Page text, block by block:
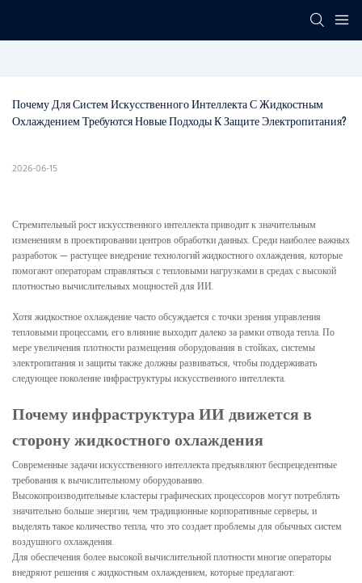
Почему Для Систем Искусственного Интеллекта С Жидкостным
Охлаждением Требуются Новые Подходы К Защите Электропитания?
2026-06-15
Стремительный рост искусственного интеллекта приводит к значительным
изменениям в проектировании центров обработки данных. Среди наиболее важных
разработок — растущее внедрение технологий жидкостного охлаждения, которые
помогают операторам справляться с тепловыми нагрузками в средах с высокой
плотностью вычислительных мощностей для ИИ.
Хотя жидкостное охлаждение часто обсуждается с точки зрения управления
тепловыми процессами, его влияние выходит далеко за рамки отвода тепла. По
мере увеличения плотности размещения оборудования в стойках, системы
электропитания и защиты также должны развиваться, чтобы поддерживать
следующее поколение инфраструктуры искусственного интеллекта.
Почему инфраструктура ИИ движется в
сторону жидкостного охлаждения
Современные задачи искусственного интеллекта предъявляют беспрецедентные
требования к вычислительному оборудованию.
Высокопроизводительные кластеры графических процессоров могут потреблять
значительно больше энергии, чем традиционные корпоративные серверы, и
выделять такое количество тепла, что это создает проблемы для обычных систем
воздушного охлаждения.
Для обеспечения более высокой вычислительной плотности многие операторы
внедряют решения с жидкостным охлаждением, которые предлагают: